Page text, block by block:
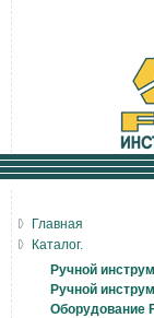
Главная
Каталог.
Ручной
Ручной
Оборудование